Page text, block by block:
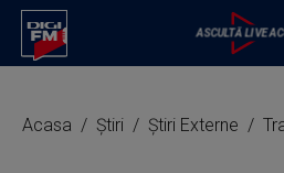
Acasa Știri Știri Externe Travis Kelce,